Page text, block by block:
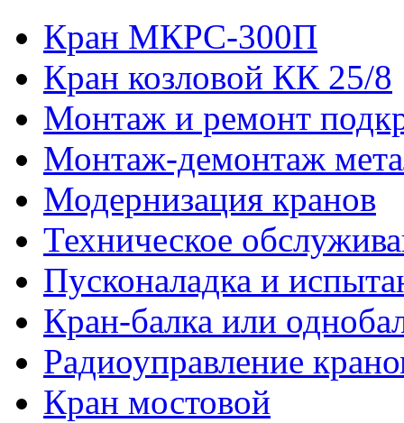
Кран МКРС-300П
Кран козловой КК 25/8
Монтаж и ремонт
Монтаж-демонтаж
Модернизация кранов
Техническое
Пусконаладка и
Кран-балка или
Радиоуправление
Кран мостовой